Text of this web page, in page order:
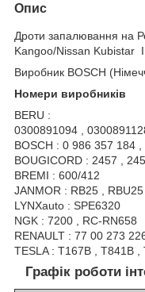
Опис
Дроти запалювання на
Kangoo/Nissan Kubistar
Виробник BOSCH
Номери виробників
BERU :
0300891094 ,
BOSCH : 0 986 357 184
BOUGICORD : 2457 ,
BREMI : 600/412
JANMOR : RB25 , RBU25
LYNXauto : SPE6320
NGK : 7200 , RC-RN658
RENAULT : 77 00 273
TESLA : T167B , T841B ,
Графік роботи